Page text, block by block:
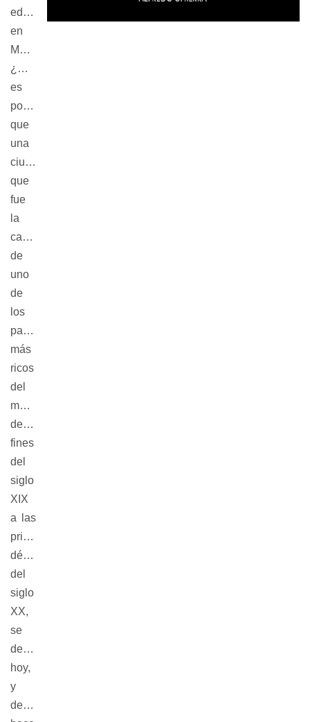
edilicio
en
Montevideo?
¿Cómo
es
posible
que
una
ciudad
que
fue
la
capital
de
uno
de
los
países
más
ricos
del
mundo
desde
fines
del
siglo
XIX
a las
primeras
décadas
del
siglo
XX,
se
desprenda
hoy,
y
desde